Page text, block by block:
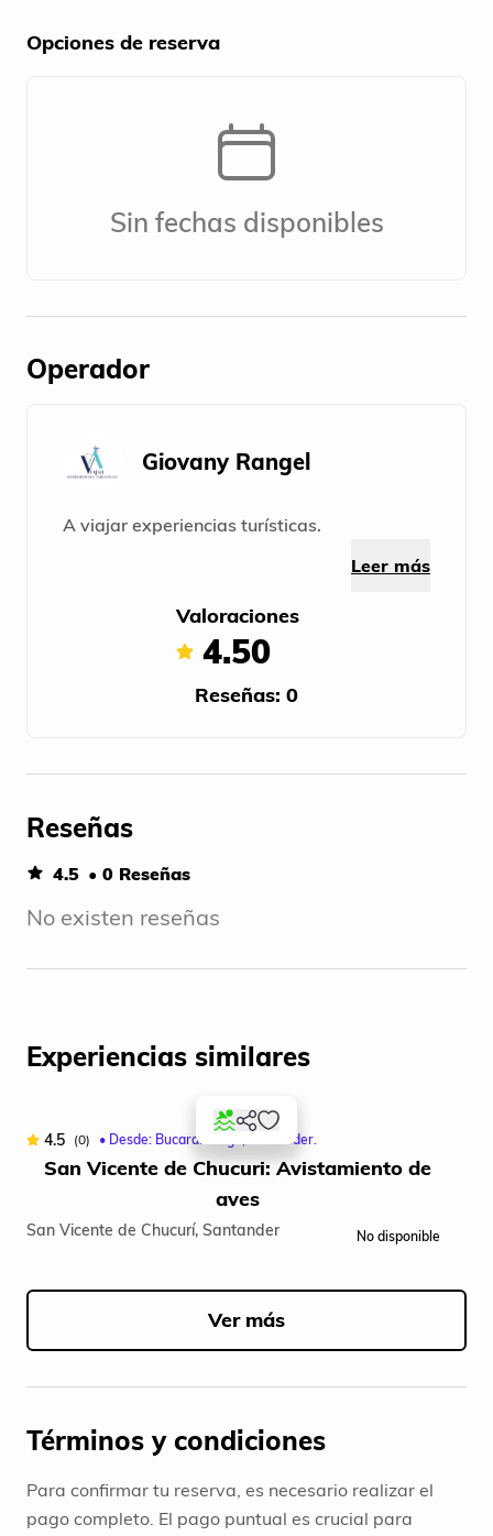
Opciones de reserva
Sin fechas disponibles
Operador
Giovany Rangel
A viajar experiencias turísticas.
Leer más
Valoraciones
4.50
Reseñas: 0
Reseñas
4.5 • 0 Reseñas
No existen reseñas
Experiencias similares
4.5 (0) • Desde: Bucaramanga, Santander.
San Vicente de Chucuri: Avistamiento de
aves
San Vicente de Chucurí, Santander No disponible
1
5
Ver más
Términos y condiciones
Para confirmar tu reserva, es necesario realizar el
pago completo. El pago puntual es crucial para